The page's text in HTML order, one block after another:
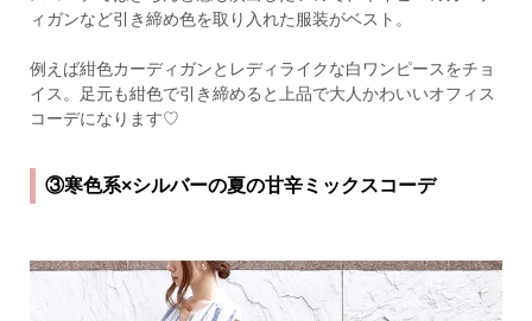
ィガンなど引き締め色を取り入れた服装がベスト。
例えば紺色カーディガンとレディライクな白ワンピースをチョ
イス。足元も紺色で引き締めると上品で大人かわいいオフィス
コーデになります♡
③寒色系×シルバーの夏の甘辛ミックスコーデ